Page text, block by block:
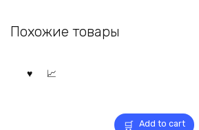
Похожие товары
Add to cart